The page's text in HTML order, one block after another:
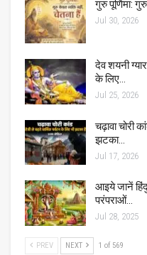
गुरु पूर्णिमा:
Jul 30, 2026
देव शयनी
के लिए…
Jul 25, 2026
चढ़ावा चोरी
झटका…
Jul 17, 2026
आइये जानें
परंपराओं…
Jul 28, 2025
PREV NEXT 1 of 569